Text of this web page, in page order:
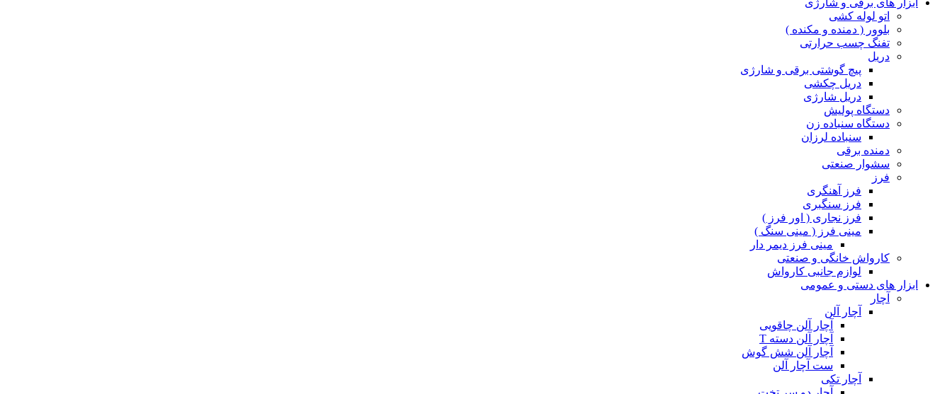
اتو لوله کشی
بلوور ( دمنده و مکنده )
تفنگ چسب حرارتی
دریل
پیچ گوشتی برقی و شارژی
دریل چکشی
دریل شارژی
دستگاه پولیش
دستگاه سنباده زن
سنباده لرزان
دمنده برقی
سشوار صنعتی
فرز
فرز آهنگری
فرز سنگبری
فرز نجاری ( اور فرز )
مینی فرز ( مینی سنگ )
مینی فرز دیمر دار
کارواش خانگی و صنعتی
لوازم جانبی کارواش
ابزار های دستی و عمومی
آچار
آچار آلن
آچار آلن چاقویی
آچار آلن دسته T
آچار آلن شش گوش
ست آچار آلن
آچار تکی